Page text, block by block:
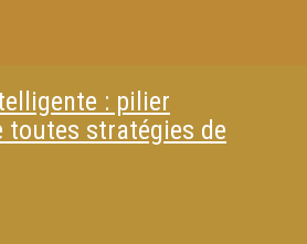
: pilier
toutes stratégies de